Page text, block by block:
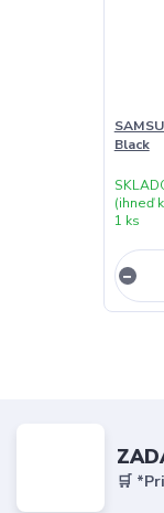
Black
(ihneď
1 ks
🛒